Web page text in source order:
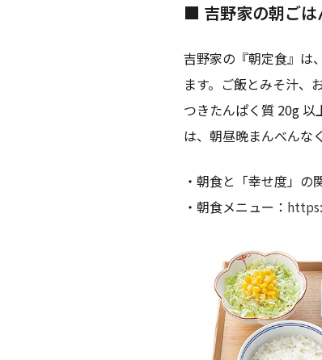
■ 吉野家の朝ごは
吉野家の『朝定食』は
ます。ご飯とみそ汁、
つきたんぱく質 20g
は、朝昼晩まんべんな
・朝食と「幸せ度」の
・朝食メニュー：